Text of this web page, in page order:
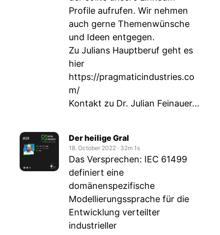
Profile aufrufen. Wir nehmen
auch gerne Themenwünsche
und Ideen entgegen.
Zu Julians Hauptberuf geht es
hier
https://pragmaticindustries.co
m/
Kontakt zu Dr. Julian Feinauer...
Der heilige Gral
18. October 2022 ‧ 32m 1s
Das Versprechen: IEC 61499
definiert eine
domänenspezifische
Modellierungssprache für die
Entwicklung verteilter
industrieller